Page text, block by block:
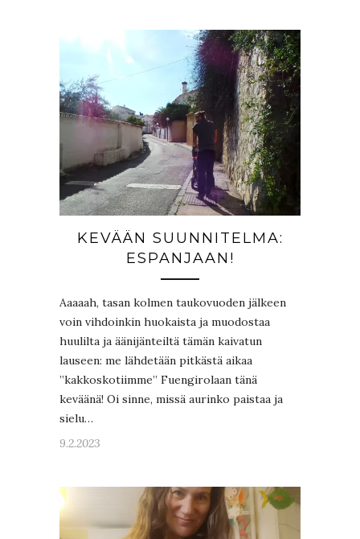
KEVÄÄN SUUNNITELMA:
ESPANJAAN!
Aaaaah, tasan kolmen taukovuoden jälkeen
voin vihdoinkin huokaista ja muodostaa
huulilta ja äänijänteiltä tämän kaivatun
lauseen: me lähdetään pitkästä aikaa
”kakkoskotiimme” Fuengirolaan tänä
keväänä! Oi sinne, missä aurinko paistaa ja
sielu…
9.2.2023